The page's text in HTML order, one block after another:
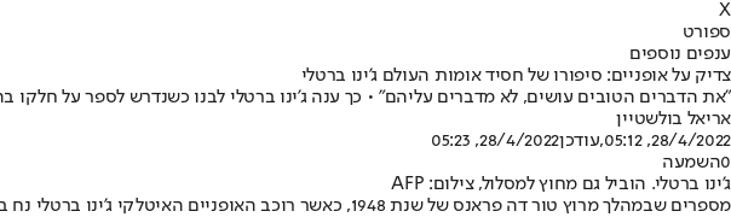
X
ספורט
ענפים נוספים
צדיק על אופניים: סיפורו של חסיד אומות העולם ג'ינו ברטלי
"את הדברים הטובים עושים, לא מדברים עליהם" • כך ענה ג'ינו ברטלי לבנו כשנדרש לספר על
אריאל בולשטיין
28/4/2022, 05:12
,עודכן28/4/2022, 05:23
0השמעה
ג'ינו ברטלי. הוביל גם מחוץ למסלול, צילום: AFP
מספרים שבמהלך מרוץ טור דה פראנס של שנת 1948, כאשר